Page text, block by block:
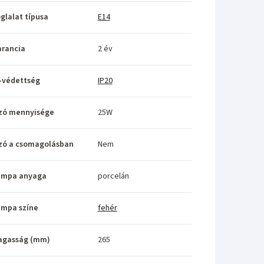
típusa E14
2 év
védettség IP20
mennyisége 25W
a csomagolásban Nem
anyaga porcelán
színe fehér
(mm) 265